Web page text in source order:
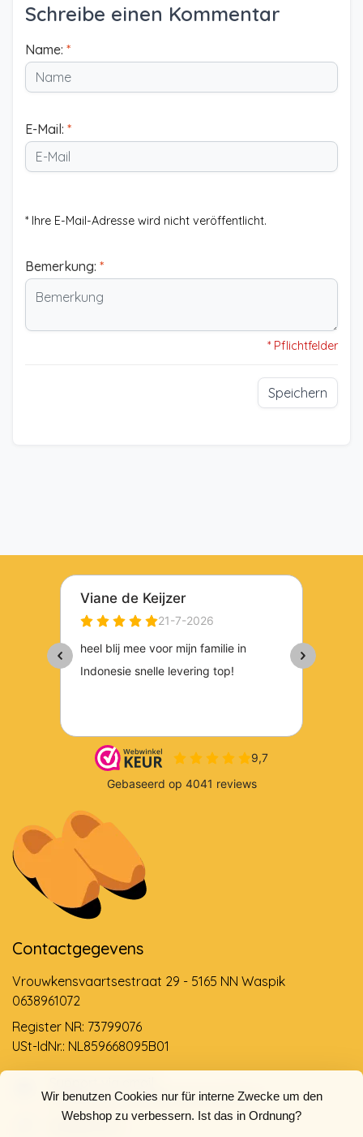
Wir benutzen Cookies nur für interne Zwecke um den
Webshop zu verbessern. Ist das in Ordnung?
Schreibe einen Kommentar
Name: *
E-Mail: *
* Ihre E-Mail-Adresse wird nicht veröffentlicht.
Bemerkung: *
* Pflichtfelder
Speichern
Contactgegevens
Vrouwkensvaartsestraat 29 - 5165 NN Waspik
0638961072
Register NR: 73799076
USt-IdNr.: NL859668095B01
info@dehollandseklompenwinkel.nl
0638961072